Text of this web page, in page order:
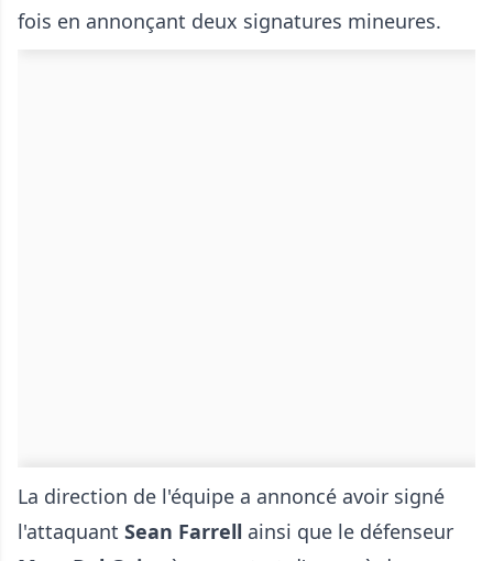
fois en annonçant deux signatures mineures.
La direction de l'équipe a annoncé avoir signé
l'attaquant Sean Farrell ainsi que le défenseur